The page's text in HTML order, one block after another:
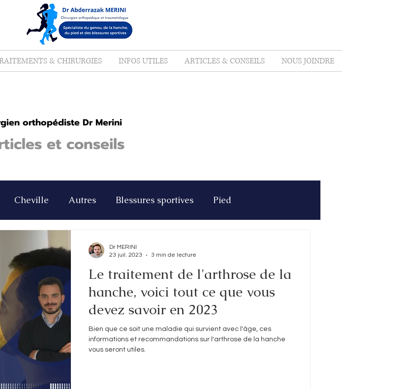
& CHIRURGIES INFOS UTILES ARTICLES & CONSEILS NOUS JOINDRE
orthopédiste Dr Merini
et conseils
Cheville Autres Blessures sportives Pied
Le traitement de l'arthrose de la
hanche, voici tout ce que vous
devez savoir en 2023
Bien que ce soit une maladie qui survient avec l'âge, ces
informations et recommandations sur l'arthrose de la hanche
vous seront utiles.
Dr MERINI
23 juil. 2023
3 min de lecture